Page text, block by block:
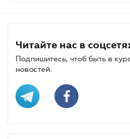
Читайте нас в
Подпишитесь, чтоб быть в
новостей.